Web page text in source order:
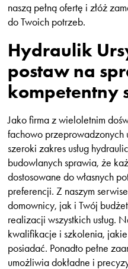
naszą pełną ofertę i złóż
do Twoich potrzeb.
Hydraulik
postaw na
kompetentny
Jako firma z wieloletnim
fachowo przeprowadzonych
szeroki zakres usług
budowlanych sprawia, że
dostosowane do własnych
preferencji. Z naszym
domownicy, jak i Twój
realizacji wszystkich usług.
kwalifikacje i szkolenia,
posiadać. Ponadto pełne
umożliwia dokładne i